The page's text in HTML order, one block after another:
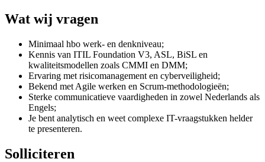
Wat wij vragen
Minimaal hbo werk- en denkniveau;
Kennis van ITIL Foundation V3, ASL, BiSL en
kwaliteitsmodellen zoals CMMI en DMM;
Ervaring met risicomanagement en cyberveiligheid;
Bekend met Agile werken en Scrum-methodologieën;
Sterke communicatieve vaardigheden in zowel Nederlands als
Engels;
Je bent analytisch en weet complexe IT-vraagstukken helder
te presenteren.
Solliciteren